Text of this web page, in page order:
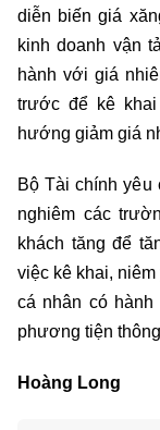
diễn biến giá
kinh doanh vận
hành với giá
trước để kê
hướng giảm giá
Bộ Tài chính
nghiêm các
khách tăng để
việc kê khai,
cá nhân có
phương tiện
Hoàng Long